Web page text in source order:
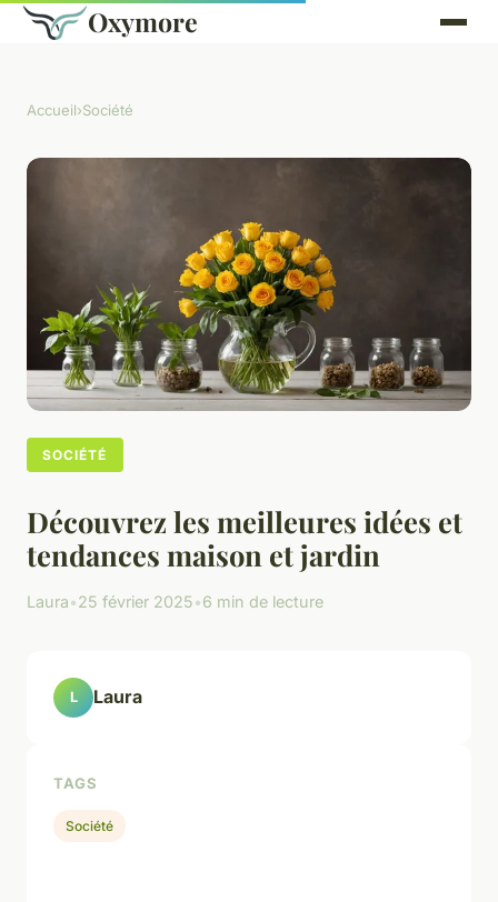
Oxymore
Accueil›Société
SOCIÉTÉ
Découvrez les meilleures idées et
tendances maison et jardin
Laura•25 février 2025•6 min de lecture
L Laura
TAGS
Société